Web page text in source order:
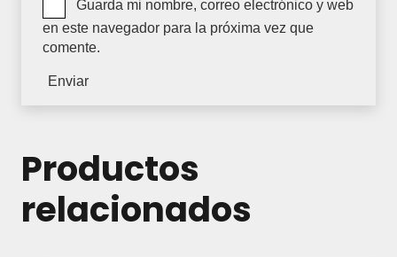
Guarda mi nombre, correo electrónico y web
en este navegador para la próxima vez que
comente.
Productos
relacionados